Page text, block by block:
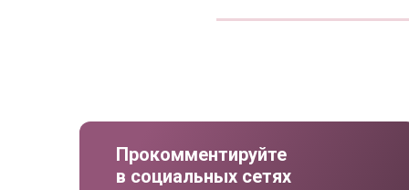
Прокомментируйте
в социальных сетях